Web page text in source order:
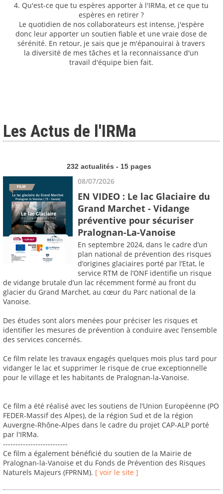
4. Qu'est-ce que tu espères apporter à l'IRMa, et ce que tu
espères en retirer ?
Le quotidien de nos collaborateurs est intense, j'espère
donc leur apporter un soutien fiable et une vraie dose de
sérénité. En retour, je sais que je m'épanouirai à travers
la diversité de mes tâches et la reconnaissance d'un
travail d'équipe bien fait.
Les Actus de l'IRMa
232 actualités - 15 pages
08/07/2026
EN VIDEO : Le lac Glaciaire du
Grand Marchet - Vidange
préventive pour sécuriser
Pralognan-La-Vanoise
En septembre 2024, dans le cadre d’un
plan national de prévention des risques
d’origines glaciaires porté par l’Etat, le
service RTM de l’ONF identifie un risque
de vidange brutale d’un lac récemment formé au front du
glacier du Grand Marchet, au cœur du Parc national de la
Vanoise.
Des études sont alors menées pour préciser les risques et
identifier les mesures de prévention à conduire avec l’ensemble
des services concernés.
Ce film relate les travaux engagés quelques mois plus tard pour
vidanger le lac et supprimer le risque de crue exceptionnelle
pour le village et les habitants de Pralognan-la-Vanoise.
Ce film a été réalisé avec les soutiens de l’Union Européenne (PO
FEDER-Massif des Alpes), de la région Sud et de la région
Auvergne-Rhône-Alpes dans le cadre du projet CAP-ALP porté
par l'IRMa.
--------------------------
Ce film a également bénéficié du soutien de la Mairie de
Pralognan-la-Vanoise et du Fonds de Prévention des Risques
Naturels Majeurs (FPRNM). [ voir le site ]